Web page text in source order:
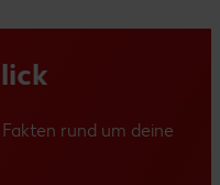
rund um deine